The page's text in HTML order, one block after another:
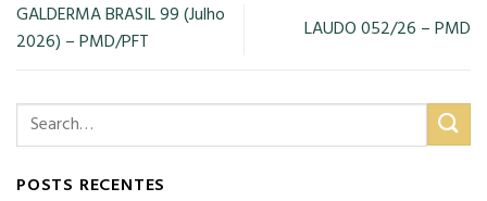
GALDERMA BRASIL 99 (Julho
2026) – PMD/PFT
LAUDO 052/26 – PMD
POSTS RECENTES